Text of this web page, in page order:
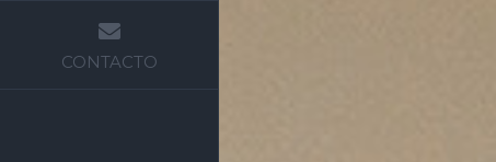
CONTACTO